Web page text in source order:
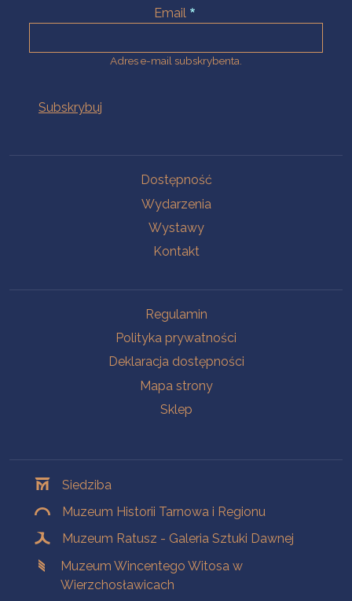
Email
Adres e-mail subskrybenta.
Dostępność
Wydarzenia
Wystawy
Kontakt
Regulamin
Polityka prywatności
Deklaracja dostępności
Mapa strony
Sklep
Siedziba
Muzeum Historii Tarnowa i Regionu
Muzeum Ratusz - Galeria Sztuki Dawnej
Muzeum Wincentego Witosa w
Wierzchosławicach